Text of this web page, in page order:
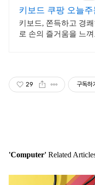
키보드 쿠팡 오늘
로켓배송
키보드, 쫀득하고 경
로 손의 즐거움을 느
29 구독하
'Computer' Related